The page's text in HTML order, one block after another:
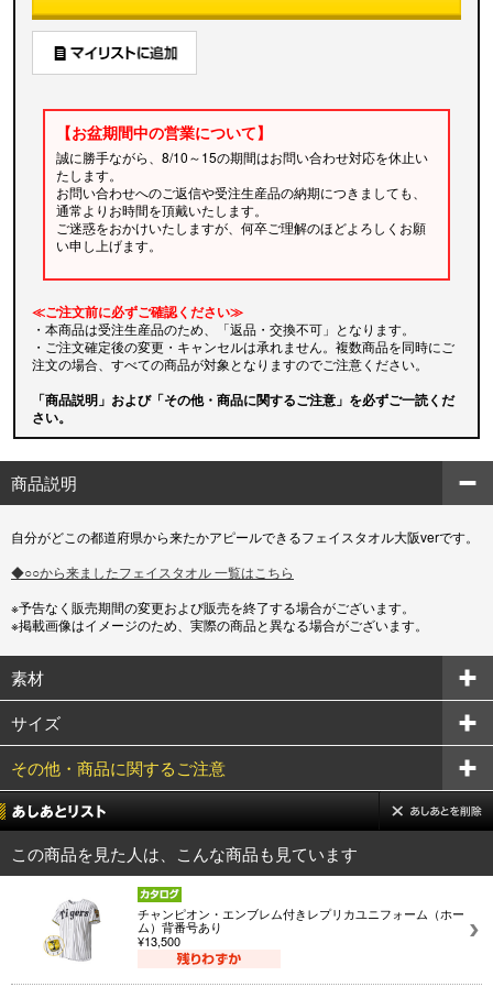
【お盆期間中の営業について】
誠に勝手ながら、8/10～15の期間はお問い合わせ対応を休止い
たします。
お問い合わせへのご返信や受注生産品の納期につきましても、
通常よりお時間を頂戴いたします。
ご迷惑をおかけいたしますが、何卒ご理解のほどよろしくお願
い申し上げます。
≪ご注文前に必ずご確認ください≫
・本商品は受注生産品のため、「返品・交換不可」となります。
・ご注文確定後の変更・キャンセルは承れません。複数商品を同時にご
注文の場合、すべての商品が対象となりますのでご注意ください。
「商品説明」および「その他・商品に関するご注意」を必ずご一読くだ
さい。
商品説明
自分がどこの都道府県から来たかアピールできるフェイスタオル大阪verです。
◆○○から来ましたフェイスタオル 一覧はこちら
※予告なく販売期間の変更および販売を終了する場合がございます。
※掲載画像はイメージのため、実際の商品と異なる場合がございます。
素材
サイズ
その他・商品に関するご注意
この商品を見た人は、こんな商品も見ています
チャンピオン・エンブレム付きレプリカユニフォーム（ホー
ム）背番号あり
¥13,500